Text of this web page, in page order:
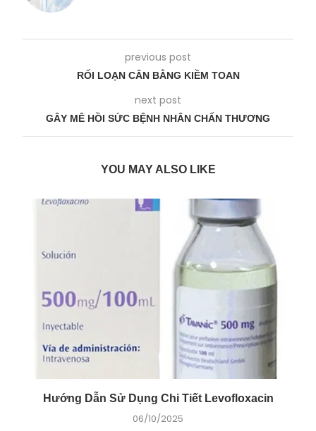
previous post
RỐI LOẠN CÂN BẰNG KIỀM TOAN
next post
GÂY MÊ HỒI SỨC BỆNH NHÂN CHẤN THƯƠNG
YOU MAY ALSO LIKE
Hướng Dẫn Sử Dụng Chi Tiết Levofloxacin
06/10/2025